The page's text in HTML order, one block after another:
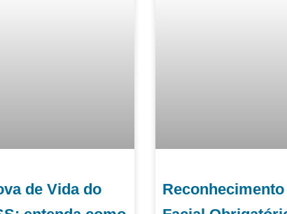
de Vida do
Reconhecimento